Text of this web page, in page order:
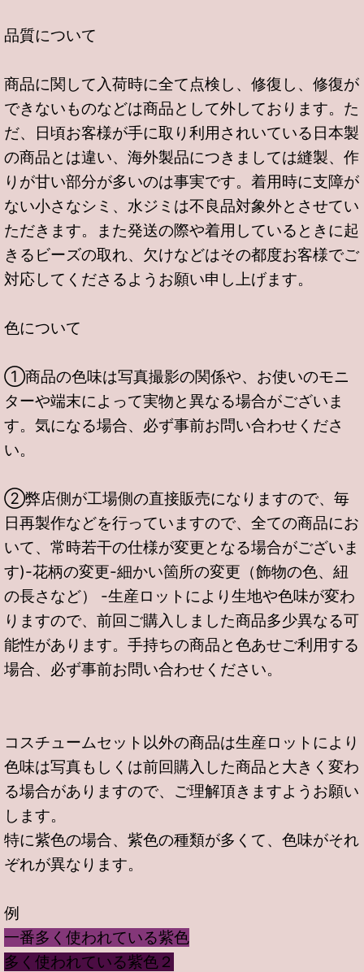
品質について
商品に関して入荷時に全て点検し、修復し、修復が
できないものなどは商品として外しております。た
だ、日頃お客様が手に取り利用されいている日本製
の商品とは違い、海外製品につきましては縫製、作
りが甘い部分が多いのは事実です。着用時に支障が
ない小さなシミ、水ジミは不良品対象外とさせてい
ただきます。また発送の際や着用しているときに起
きるビーズの取れ、欠けなどはその都度お客様でご
対応してくださるようお願い申し上げます。
色について
①商品の色味は写真撮影の関係や、お使いのモニ
ターや端末によって実物と異なる場合がございま
す。気になる場合、必ず事前お問い合わせくださ
い。
②弊店側が工場側の直接販売になりますので、毎
日再製作などを行っていますので、全ての商品にお
いて、常時若干の仕様が変更となる場合がございま
す)-花柄の変更-細かい箇所の変更（飾物の色、紐
の長さなど） -生産ロットにより生地や色味が変わ
りますので、前回ご購入しました商品多少異なる可
能性があります。手持ちの商品と色あせご利用する
場合、必ず事前お問い合わせください。
コスチュームセット以外の商品は生産ロットにより
色味は写真もしくは前回購入した商品と大きく変わ
る場合がありますので、ご理解頂きますようお願い
します。
特に紫色の場合、紫色の種類が多くて、色味がそれ
ぞれが異なります。
例
一番多く使われている紫色
多く使われている紫色２